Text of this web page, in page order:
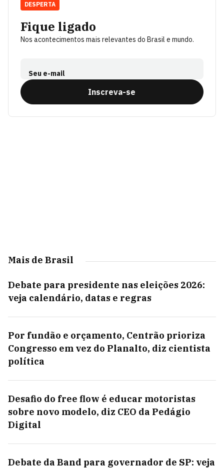
Fique ligado
Nos acontecimentos mais relevantes do Brasil e mundo.
Seu e-mail
Inscreva-se
DESPERTA
Mais de Brasil
Debate para presidente nas eleições 2026:
veja calendário, datas e regras
Por fundão e orçamento, Centrão prioriza
Congresso em vez do Planalto, diz cientista
política
Desafio do free flow é educar motoristas
sobre novo modelo, diz CEO da Pedágio
Digital
Debate da Band para governador de SP: veja